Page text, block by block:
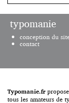
typomanie
conception du
contact
Typomanie.fr
tous les amateurs de